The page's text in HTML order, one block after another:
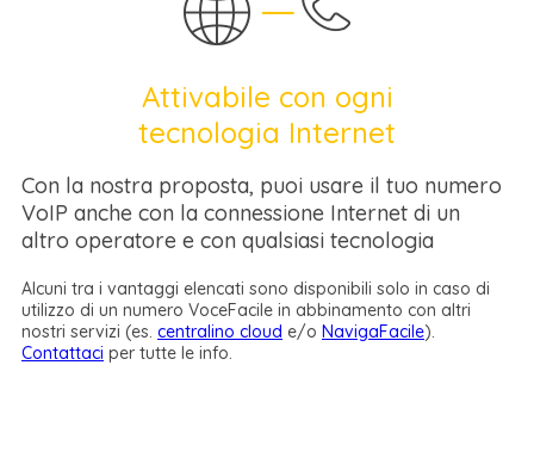
Attivabile con ogni
tecnologia Internet
Con la nostra proposta, puoi usare il tuo numero
VoIP anche con la connessione Internet di un
altro operatore e con qualsiasi tecnologia
Alcuni tra i vantaggi elencati sono disponibili solo in caso di
utilizzo di un numero VoceFacile in abbinamento con altri
nostri servizi (es. centralino cloud e/o NavigaFacile).
Contattaci per tutte le info.